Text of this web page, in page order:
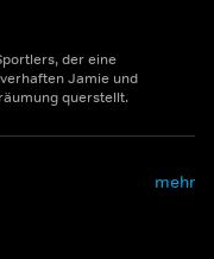
der eine
Jamie und
querstellt.
mehr